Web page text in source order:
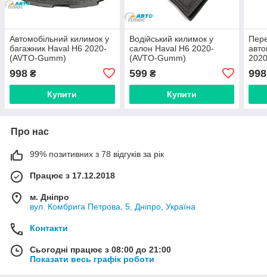
Автомобільний килимок у
багажник Haval H6 2020-
(AVTO-Gumm)
998 ₴
Купити
Водійський килимок у
салон Haval H6 2020-
(AVTO-Gumm)
599₴
Купити
998
Про нас
99% позитивних з 78 відгуків за рік
Працює з 17.12.2018
м. Дніпро
вул. Комбрига Петрова, 5, Дніпро, Україна
Контакти
Сьогодні працює з 08:00 до 21:00
Показати весь графік роботи